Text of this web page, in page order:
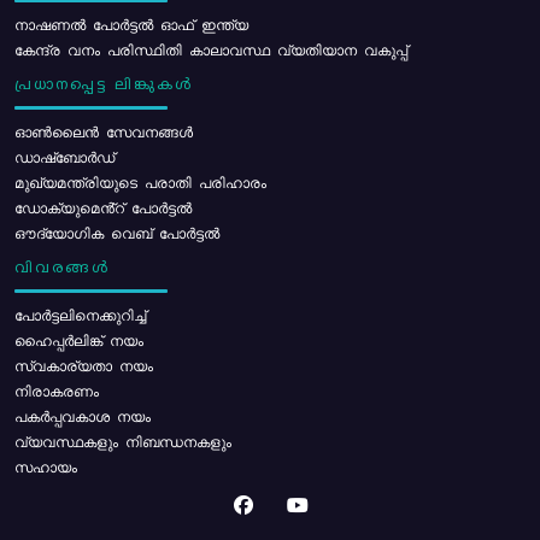
നാഷണൽ പോർട്ടൽ ഓഫ് ഇന്ത്യ
കേന്ദ്ര വനം പരിസ്ഥിതി കാലാവസ്ഥ വ്യതിയാന വകുപ്പ്
പ്രധാനപ്പെട്ട ലിങ്കുകൾ
ഓൺലൈൻ സേവനങ്ങൾ
ഡാഷ്ബോർഡ്
മുഖ്യമന്ത്രിയുടെ പരാതി പരിഹാരം
ഡോക്യുമെൻ്റ് പോർട്ടൽ
ഔദ്യോഗിക വെബ് പോർട്ടൽ
വിവരങ്ങൾ
പോര്‍ട്ടലിനെക്കുറിച്ച്
ഹൈപ്പർലിങ്ക് നയം
സ്വകാര്യതാ നയം
നിരാകരണം
പകർപ്പവകാശ നയം
വ്യവസ്ഥകളും നിബന്ധനകളും
സഹായം